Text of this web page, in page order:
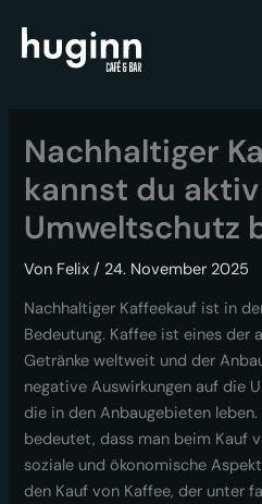
Inhalt
springen
Nachhaltiger
kannst du
Umweltschutz
Von Felix/ 24. November 2025
Nachhaltiger Kaffeekauf ist in
Bedeutung. Kaffee ist eines der
Getränke weltweit und der
negative Auswirkungen auf die
die in den Anbaugebieten
bedeutet, dass man beim Kauf
soziale und ökonomische
den Kauf von Kaffee, der unter